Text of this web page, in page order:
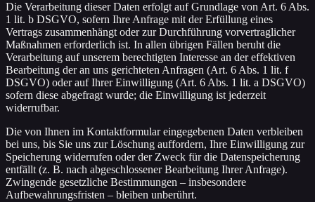
Die Verarbeitung dieser Daten erfolgt auf Grundlage von Art. 6 Abs.
1 lit. b DSGVO, sofern Ihre Anfrage mit der Erfüllung eines
Vertrags zusammenhängt oder zur Durchführung vorvertraglicher
Maßnahmen erforderlich ist. In allen übrigen Fällen beruht die
Verarbeitung auf unserem berechtigten Interesse an der effektiven
Bearbeitung der an uns gerichteten Anfragen (Art. 6 Abs. 1 lit. f
DSGVO) oder auf Ihrer Einwilligung (Art. 6 Abs. 1 lit. a DSGVO)
sofern diese abgefragt wurde; die Einwilligung ist jederzeit
widerrufbar.
Die von Ihnen im Kontaktformular eingegebenen Daten verbleiben
bei uns, bis Sie uns zur Löschung auffordern, Ihre Einwilligung zur
Speicherung widerrufen oder der Zweck für die Datenspeicherung
entfällt (z. B. nach abgeschlossener Bearbeitung Ihrer Anfrage).
Zwingende gesetzliche Bestimmungen – insbesondere
Aufbewahrungsfristen – bleiben unberührt.